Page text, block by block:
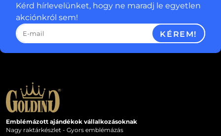
Kérd hírlevelünket, hogy ne maradj le egyetlen
akciónkról sem!
KÉREM!
Emblémázott ajándékok vállalkozásoknak
Nagy raktárkészlet - Gyors emblémázás